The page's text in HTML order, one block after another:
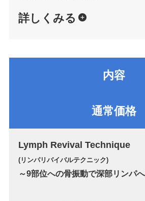
詳しくみる
内容
通常価格
Lymph Revival Technique
(リンパリバイバルテクニック)
～9部位への骨振動で深部リンパ